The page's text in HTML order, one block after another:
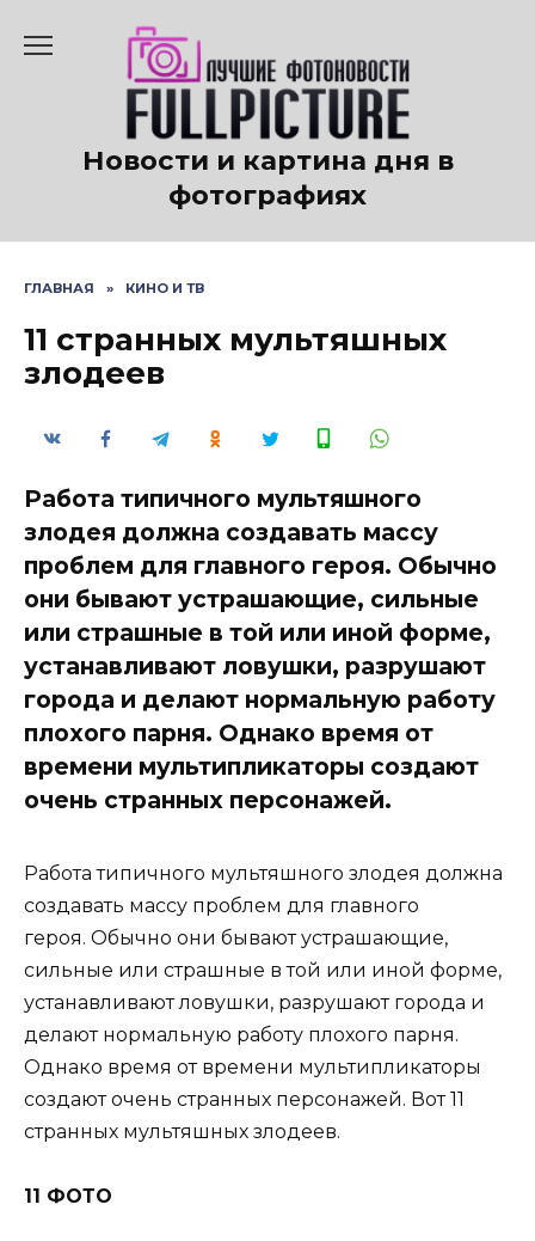
содержанию
Новости и картина дня в
фотографиях
ГЛАВНАЯ » КИНО И ТВ
11 странных мультяшных
злодеев
Работа типичного мультяшного
злодея должна создавать массу
проблем для главного героя. Обычно
они бывают устрашающие, сильные
или страшные в той или иной форме,
устанавливают ловушки, разрушают
города и делают нормальную работу
плохого парня. Однако время от
времени мультипликаторы создают
очень странных персонажей.
Работа типичного мультяшного злодея должна
создавать массу проблем для главного
героя. Обычно они бывают устрашающие,
сильные или страшные в той или иной форме,
устанавливают ловушки, разрушают города и
делают нормальную работу плохого парня.
Однако время от времени мультипликаторы
создают очень странных персонажей. Вот 11
странных мультяшных злодеев.
11 ФОТО